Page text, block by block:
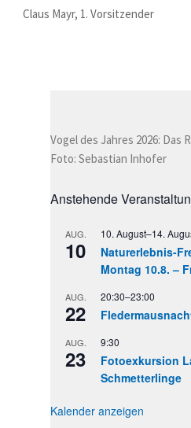
Claus Mayr, 1. Vorsitzender
Vogel des Jahres 2026: Das
Foto: Sebastian Inhofer
Anstehende
AUG.
10
10. August–14.
Naturerlebnis-
Montag 10.8. –
AUG.
22
20:30–23:00
AUG.
23
9:30
Fotoexkursion
Schmetterlinge
Kalender anzeigen